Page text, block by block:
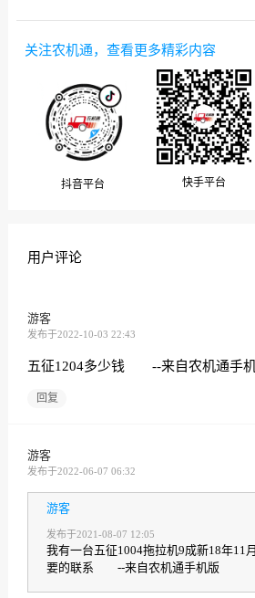
关注农机通，查看更多精彩内容
抖音平台 快手平台
用户评论
游客
发布于2022-10-03 22:43
五征1204多少钱 --来自农机通手
回复
游客
发布于2022-06-07 06:32
游客
发布于2021-08-07 12:05
我有一台五征1004拖拉机9成新18年11
要的联系 --来自农机通手机版